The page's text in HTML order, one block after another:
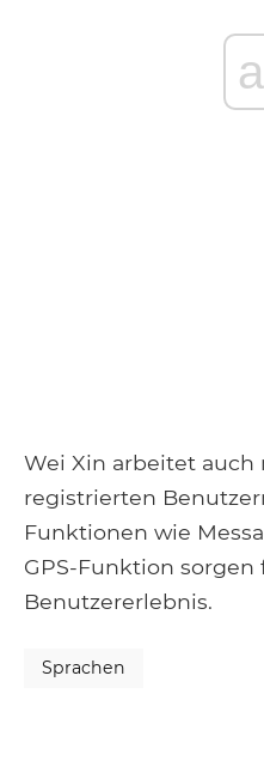
Wei Xin arbeitet
registrierten
Funktionen wie
GPS-Funktion sorgen
Benutzererlebnis.
Sprachen